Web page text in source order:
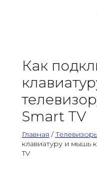
Как
Smart TV
Главная /
клавиатуру и мышь
TV